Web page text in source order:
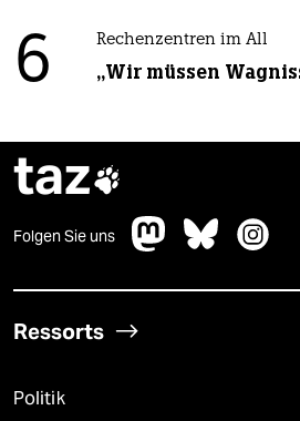
6 Rechenzentren im All
„Wir müssen
taz
Folgen Sie uns
Ressorts
Politik